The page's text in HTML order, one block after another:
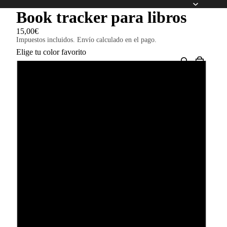
Book tracker para libros
15,00€
Impuestos incluidos. Envío calculado en el pago.
Elige tu color favorito